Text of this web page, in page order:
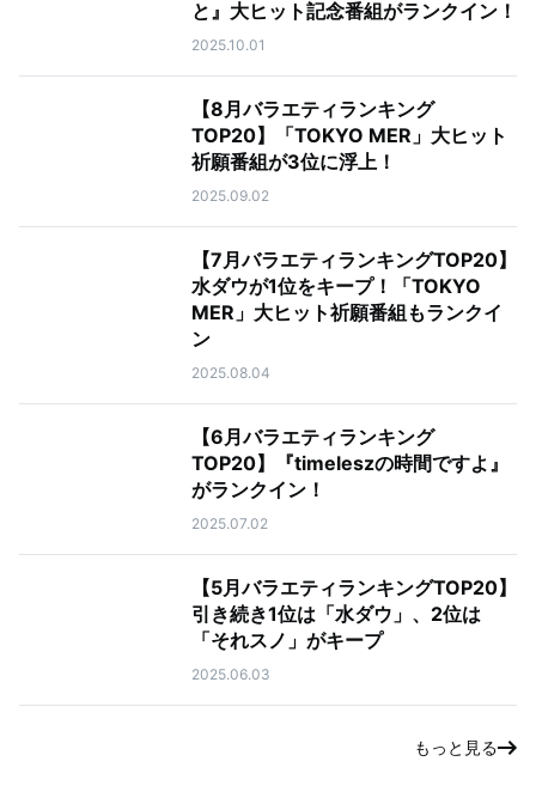
と』大ヒット記念番組がランクイン！
2025.10.01
【8月バラエティランキング
TOP20】「TOKYO MER」大ヒット
祈願番組が3位に浮上！
2025.09.02
【7月バラエティランキングTOP20】
水ダウが1位をキープ！「TOKYO
MER」大ヒット祈願番組もランクイ
ン
2025.08.04
【6月バラエティランキング
TOP20】『timeleszの時間ですよ』
がランクイン！
2025.07.02
【5月バラエティランキングTOP20】
引き続き1位は「水ダウ」、2位は
「それスノ」がキープ
2025.06.03
もっと見る